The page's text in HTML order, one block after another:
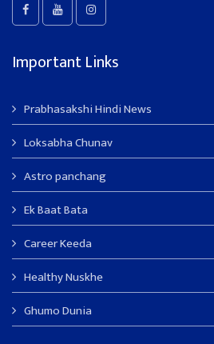
Important Links
Prabhasakshi Hindi News
Loksabha Chunav
Astro panchang
Ek Baat Bata
Career Keeda
Healthy Nuskhe
Ghumo Dunia